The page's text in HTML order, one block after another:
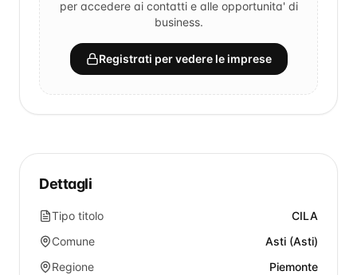
per accedere ai contatti e alle opportunita' di
business.
Registrati per vedere le imprese
Dettagli
Tipo titolo
CILA
Comune
Asti (Asti)
Regione
Piemonte